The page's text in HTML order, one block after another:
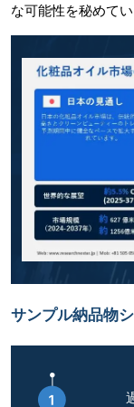
な可能性を秘めてい
サンプル納品物